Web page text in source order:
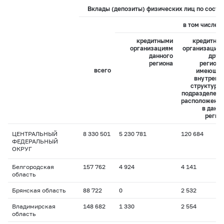
Вклады (депозиты) физических лиц по
всего
в том числе:
кредитными
организациям
данного
региона
в
ЦЕНТРАЛЬНЫЙ
ФЕДЕРАЛЬНЫЙ
ОКРУГ
8 330 501 5 230 781 120 684
Белгородская
область
157 762 4 924 4 141
Брянская область 88 722 0 2 532
Владимирская
область
148 682 1 330 2 554